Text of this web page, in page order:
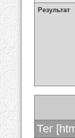
Результат
Тег